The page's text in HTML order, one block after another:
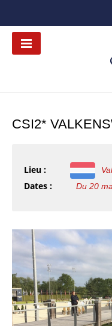
CSI2*
Lieu :
Dates : Du 20